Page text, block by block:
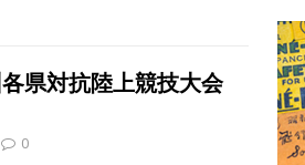
各県対抗陸上競技大会
0